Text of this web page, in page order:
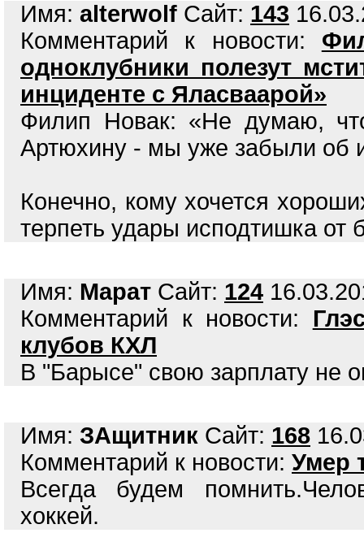
Имя: alterwolf Сайт: 143
Комментарий к новости:
одноклубники полезут
инциденте с Яласваарой»
Филип Новак: «Не думаю,
Артюхину - мы уже забыли об
Конечно, кому хочется
терпеть удары исподтишка от
Имя: Марат Сайт: 124
Комментарий к новости:
клубов КХЛ
В "Барысе" свою зарплату не
Имя: ЗАщитник Сайт: 168
Комментарий к новости: Умер
Всегда будем
хоккей.